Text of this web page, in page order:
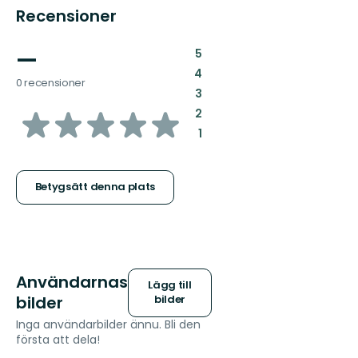
Recensioner
—
0 recensioner
av
stjärnor
Betygsätt denna plats
5:
4:
3:
2:
1:
Användarnas
bilder
Lägg till
bilder
Inga användarbilder ännu. Bli den
första att dela!